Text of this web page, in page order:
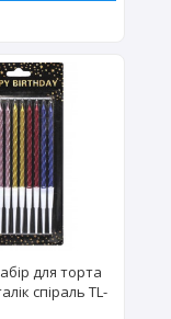
для торта
спіраль TL-